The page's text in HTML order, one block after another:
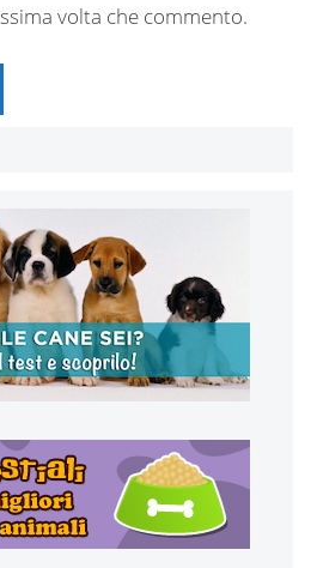
volta che commento.